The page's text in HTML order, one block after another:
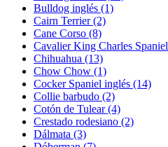
Bulldog inglés (1)
Cairn Terrier(2)
Cane Corso (8)
Cavalier King Charles Spaniel
Chihuahua (13)
Chow Chow (1)
Cocker Spaniel inglés (14)
Collie barbudo (2)
Cotón de Tulear(4)
Crestado rodesiano (2)
Dálmata (3)